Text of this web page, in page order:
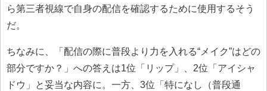
ら第三者視線で自身の配信を確認するために使用するそう
だ。
ちなみに、「配信の際に普段より力を入れる“メイク”はどの
部分ですか？」への答えは1位「リップ」、2位「アイシャ
ドウ」と妥当な内容に。一方、3位「特になし（普段通